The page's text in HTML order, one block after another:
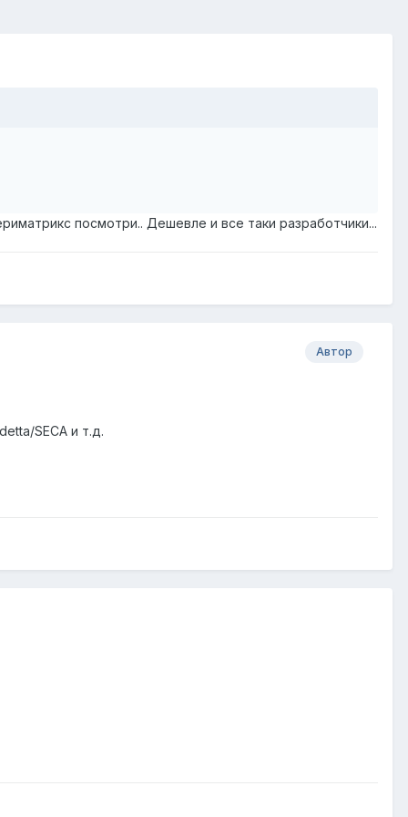
посмотри.. Дешевле и все таки разработчики...
Автор
SECA и т.д.